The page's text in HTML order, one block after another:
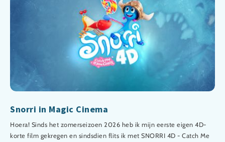
Snorri in Magic Cinema
Hoera! Sinds het zomerseizoen 2026 heb ik mijn eerste eigen 4D-
korte film gekregen en sindsdien flits ik met SNORRI 4D - Catch Me